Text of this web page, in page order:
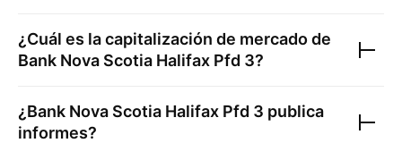
¿Cuál es la capitalización de mercado de
Bank Nova Scotia Halifax Pfd 3?
¿Bank Nova Scotia Halifax Pfd 3 publica
informes?